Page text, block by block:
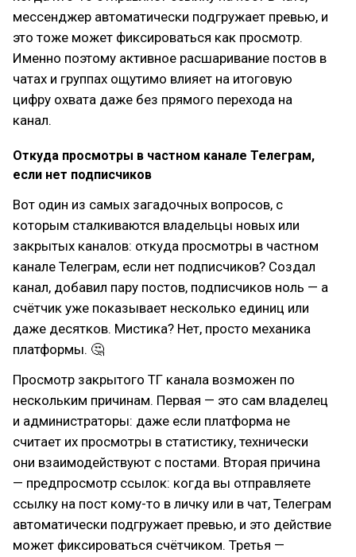
мессенджер автоматически подгружает превью, и
это тоже может фиксироваться как просмотр.
Именно поэтому активное расшаривание постов в
чатах и группах ощутимо влияет на итоговую
цифру охвата даже без прямого перехода на
канал.
Откуда просмотры в частном канале Телеграм,
если нет подписчиков
Вот один из самых загадочных вопросов, с
которым сталкиваются владельцы новых или
закрытых каналов: откуда просмотры в частном
канале Телеграм, если нет подписчиков? Создал
канал, добавил пару постов, подписчиков ноль — а
счётчик уже показывает несколько единиц или
даже десятков. Мистика? Нет, просто механика
платформы. 🤔
Просмотр закрытого ТГ канала возможен по
нескольким причинам. Первая — это сам владелец
и администраторы: даже если платформа не
считает их просмотры в статистику, технически
они взаимодействуют с постами. Вторая причина
— предпросмотр ссылок: когда вы отправляете
ссылку на пост кому-то в личку или в чат, Телеграм
автоматически подгружает превью, и это действие
может фиксироваться счётчиком. Третья —